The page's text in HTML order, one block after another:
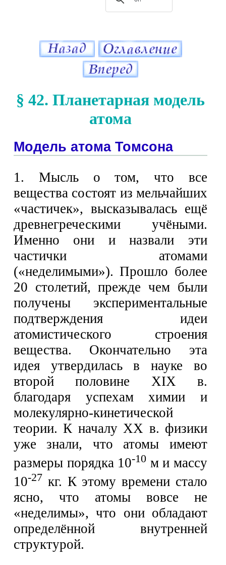
§ 42. Планетарная модель
атома
Модель атома Томсона
1. Мысль о том, что все
вещества состоят из мельчайших
«частичек», высказывалась ещё
древнегреческими учёными.
Именно они и назвали эти
частички атомами
(«неделимыми»). Прошло более
20 столетий, прежде чем были
получены экспериментальные
подтверждения идеи
атомистического строения
вещества. Окончательно эта
идея утвердилась в науке во
второй половине XIX в.
благодаря успехам химии и
молекулярно-кинетической
теории. К началу XX в. физики
уже знали, что атомы имеют
размеры порядка 10-10 м и массу
10-27 кг. К этому времени стало
ясно, что атомы вовсе не
«неделимы», что они обладают
определённой внутренней
структурой.